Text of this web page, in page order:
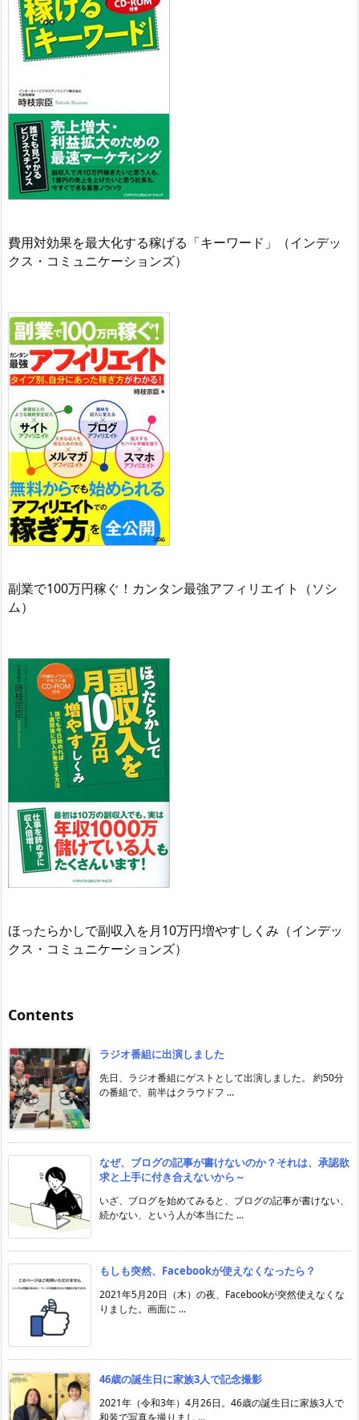
費用対効果を最大化する稼げる「キーワード」（インデッ
クス・コミュニケーションズ）
副業で100万円稼ぐ！カンタン最強アフィリエイト（ソシ
ム）
ほったらかしで副収入を月10万円増やすしくみ（インデッ
クス・コミュニケーションズ）
Contents
ラジオ番組に出演しました
先日、ラジオ番組にゲストとして出演しました。 約50分
の番組で、前半はクラウドフ ...
なぜ、ブログの記事が書けないのか？それは、承認欲
求と上手に付き合えないから～
いざ、ブログを始めてみると、ブログの記事が書けない、
続かない、という人が本当にた ...
もしも突然、Facebookが使えなくなったら？
2021年5月20日（木）の夜、Facebookが突然使えなくな
りました。画面に ...
46歳の誕生日に家族3人で記念撮影
2021年（令和3年）4月26日。46歳の誕生日に家族3人で